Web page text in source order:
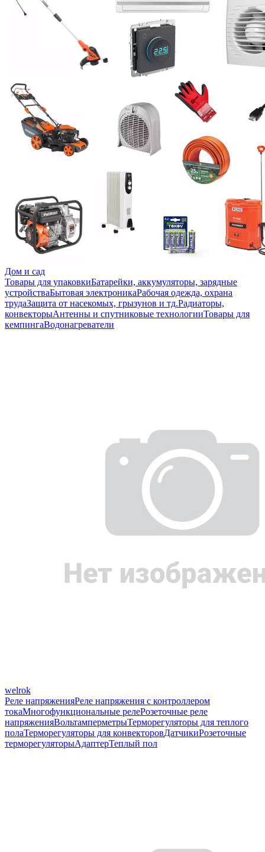
Дом и сад
Товары для упаковкиБатарейки, аккумуляторы, зарядные
устройстваБытовая электроникаРабочая одежда, охрана
трудаЗащита от насекомых, грызунов и тд.Радиаторы,
конвекторыАнтенны и спутниковые технологииТовары для
кемпингаВодонагреватели
welrok
Реле напряженияРеле напряжения с контроллером
токаМногофункциональные релеРозеточные реле
напряженияВольтамперметрыТерморегуляторы для теплого
полаТерморегуляторы для конвекторовДатчикиРозеточные
терморегуляторыАдаптерТеплый пол